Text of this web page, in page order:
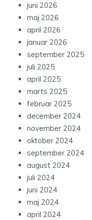
juni 2026
maj 2026
april 2026
januar 2026
september 2025
juli 2025
april 2025
marts 2025
februar 2025
december 2024
november 2024
oktober 2024
september 2024
august 2024
juli 2024
juni 2024
maj 2024
april 2024